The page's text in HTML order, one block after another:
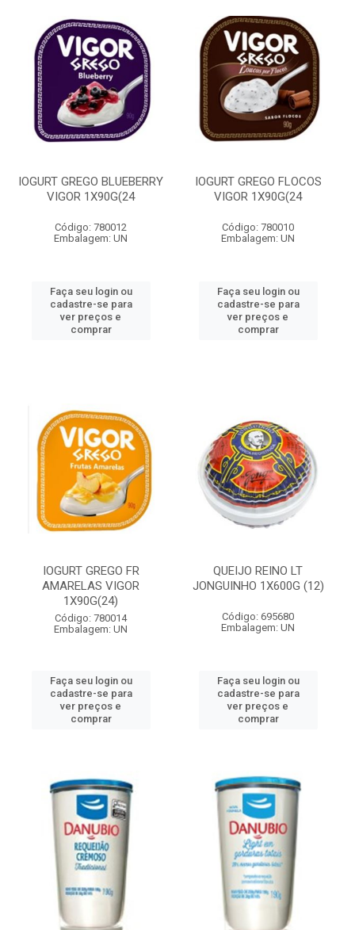
IOGURT GREGO BLUEBERRY
VIGOR 1X90G(24
Código: 780012
Embalagem: UN
Faça seu login ou
cadastre-se para
ver preços e
comprar
IOGURT GREGO FLOCOS
VIGOR 1X90G(24
Código: 780010
Embalagem: UN
Faça seu login ou
cadastre-se para
ver preços e
comprar
IOGURT GREGO FR
AMARELAS VIGOR
1X90G(24)
Código: 780014
Embalagem: UN
Faça seu login ou
cadastre-se para
ver preços e
comprar
QUEIJO REINO LT
JONGUINHO 1X600G (12)
Código: 695680
Embalagem: UN
Faça seu login ou
cadastre-se para
ver preços e
comprar